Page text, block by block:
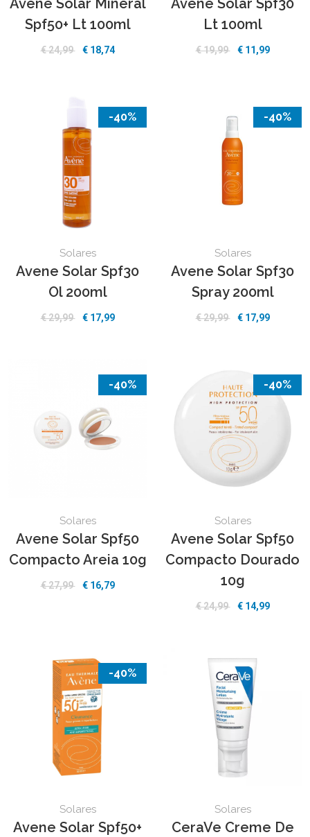
Avene Solar Mineral
Spf50+ Lt 100ml
€ 24,99 € 18,74
Avene Solar Spf30
Lt 100ml
€ 19,99 € 11,99
-40%
Solares
Avene Solar Spf30
Ol 200ml
€ 29,99 € 17,99
-40%
Solares
Avene Solar Spf30
Spray 200ml
€ 29,99 € 17,99
-40%
Solares
Avene Solar Spf50
Compacto Areia 10g
€ 27,99 € 16,79
-40%
Solares
Avene Solar Spf50
Compacto Dourado
10g
€ 24,99 € 14,99
-40%
Solares
Avene Solar Spf50+
Solares
CeraVe Creme De